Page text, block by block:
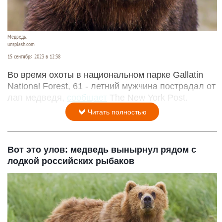
Медведь.
unsplash.com
15 сентября 2023 в 12:38
Во время охоты в национальном парке Gallatin
National Forest, 61 - летний мужчина пострадал от
лап медведя,
сообщает The New York Post.
Читать полностью
Вот это улов: медведь вынырнул рядом с
лодкой российских рыбаков